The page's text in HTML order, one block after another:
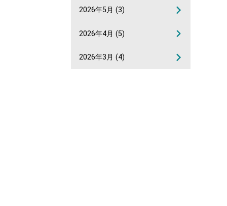
2026年5月 (3)
2026年4月 (5)
2026年3月 (4)